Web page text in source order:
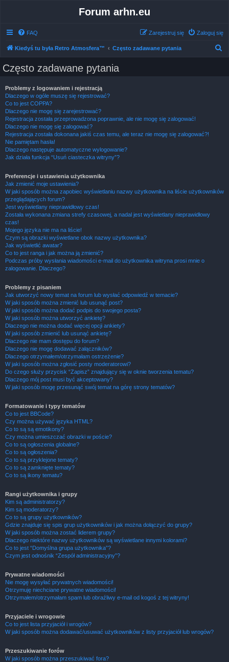
Forum arhn.eu
FAQ Zaloguj się
Zarejestruj się
Kiedyś tu była Retro Atmosfera™ Często zadawane pytania
Często zadawane pytania
Problemy z logowaniem i rejestracją
Dlaczego w ogóle muszę się rejestrować?
Co to jest COPPA?
Dlaczego nie mogę się zarejestrować?
Rejestracja została przeprowadzona poprawnie, ale nie mogę się zalogować!
Dlaczego nie mogę się zalogować?
Rejestracja została dokonana jakiś czas temu, ale teraz nie mogę się zalogować?!
Nie pamiętam hasła!
Dlaczego następuje automatyczne wylogowanie?
Jak działa funkcja “Usuń ciasteczka witryny”?
Preferencje i ustawienia użytkownika
Jak zmienić moje ustawienia?
W jaki sposób można zapobiec wyświetlaniu nazwy użytkownika na liście użytkowników
przeglądających forum?
Jest wyświetlany nieprawidłowy czas!
Została wykonana zmiana strefy czasowej, a nadal jest wyświetlany nieprawidłowy
czas!
Mojego języka nie ma na liście!
Czym są obrazki wyświetlane obok nazwy użytkownika?
Jak wyświetlić awatar?
Co to jest ranga i jak można ją zmienić?
Podczas próby wysłania wiadomości e-mail do użytkownika witryna prosi mnie o
zalogowanie. Dlaczego?
Problemy z pisaniem
Jak utworzyć nowy temat na forum lub wysłać odpowiedź w temacie?
W jaki sposób można zmienić lub usunąć post?
W jaki sposób można dodać podpis do swojego posta?
W jaki sposób można utworzyć ankietę?
Dlaczego nie można dodać więcej opcji ankiety?
W jaki sposób zmienić lub usunąć ankietę?
Dlaczego nie mam dostępu do forum?
Dlaczego nie mogę dodawać załączników?
Dlaczego otrzymałem/otrzymałam ostrzeżenie?
W jaki sposób można zgłosić posty moderatorowi?
Do czego służy przycisk “Zapisz” znajdujący się w oknie tworzenia tematu?
Dlaczego mój post musi być akceptowany?
W jaki sposób mogę przesunąć swój temat na górę strony tematów?
Formatowanie i typy tematów
Co to jest BBCode?
Czy można używać języka HTML?
Co to są są emotikony?
Czy można umieszczać obrazki w poście?
Co to są ogłoszenia globalne?
Co to są ogłoszenia?
Co to są przyklejone tematy?
Co to są zamknięte tematy?
Co to są ikony tematu?
Rangi użytkownika i grupy
Kim są administratorzy?
Kim są moderatorzy?
Co to są grupy użytkowników?
Gdzie znajduje się spis grup użytkowników i jak można dołączyć do grupy?
W jaki sposób można zostać liderem grupy?
Dlaczego niektóre nazwy użytkowników są wyświetlane innymi kolorami?
Co to jest “Domyślna grupa użytkownika”?
Czym jest odnośnik “Zespół administracyjny”?
Prywatne wiadomości
Nie mogę wysyłać prywatnych wiadomości!
Otrzymuję niechciane prywatne wiadomości!
Otrzymałem/otrzymałam spam lub obraźliwy e-mail od kogoś z tej witryny!
Przyjaciele i wrogowie
Co to jest lista przyjaciół i wrogów?
W jaki sposób można dodawać/usuwać użytkowników z listy przyjaciół lub wrogów?
Przeszukiwanie forów
W jaki sposób można przeszukiwać fora?